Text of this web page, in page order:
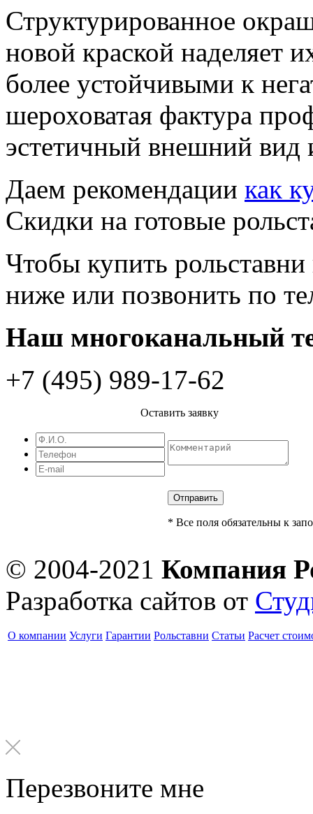
Структурированное
новой краской наделяет
более устойчивыми к
шероховатая фактура
эстетичный внешний вид
Даем рекомендации как
Скидки на готовые
Чтобы купить
ниже или позвонить по
Наш многоканальный
+7 (495) 989-17-62
Оставить заявку
* Все поля обязательны к
© 2004-2021 Компания
Разработка сайтов от
О компании Услуги Гарантии Рольставни Статьи Расчет
Перезвоните мне